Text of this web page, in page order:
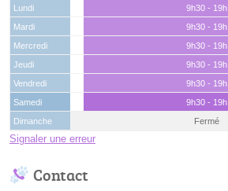
Lundi
9h30 - 19h
Mardi
9h30 - 19h
Mercredi
9h30 - 19h
Jeudi
9h30 - 19h
Vendredi
9h30 - 19h
Samedi
9h30 - 19h
Dimanche
Fermé
Signaler une erreur
Contact